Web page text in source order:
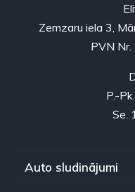
Zemzaru iela 3,
PVN
P.-
Se.
Auto sludinājumi